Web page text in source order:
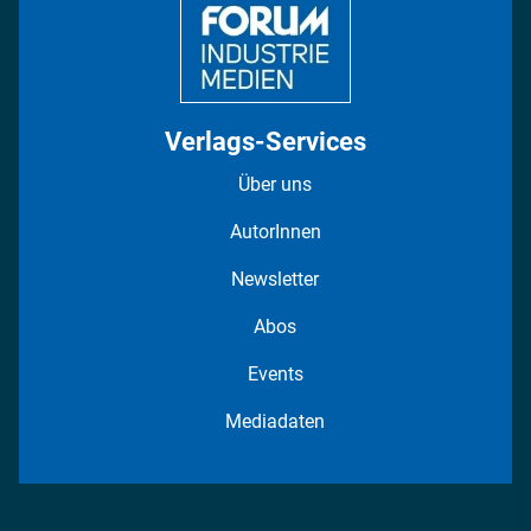
Verlags-Services
Über uns
AutorInnen
Newsletter
Abos
Events
Mediadaten